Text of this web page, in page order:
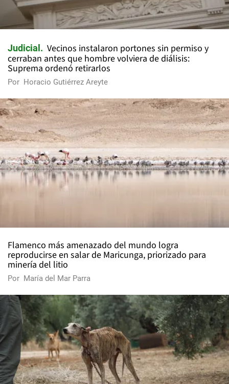
Judicial
Vecinos instalaron portones sin permiso y
cerraban antes que hombre volviera de diálisis:
Suprema ordenó retirarlos
Por Horacio Gutiérrez Areyte
Flamenco más amenazado del mundo logra
reproducirse en salar de Maricunga, priorizado para
minería del litio
Por María del Mar Parra